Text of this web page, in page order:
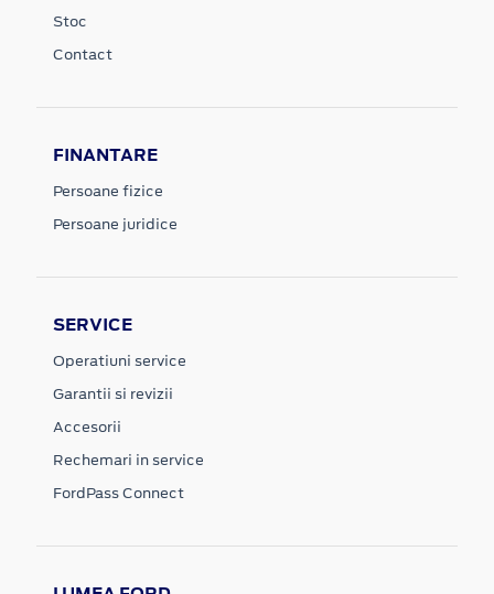
Stoc
Contact
FINANTARE
Persoane fizice
Persoane juridice
SERVICE
Operatiuni service
Garantii si revizii
Accesorii
Rechemari in service
FordPass Connect